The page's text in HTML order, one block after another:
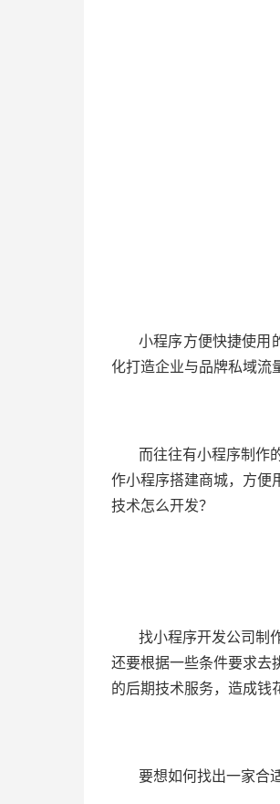
小程序方便快捷使用
化打造企业与品牌私域流
而往往有小程序制作
作小程序搭建商城，方便
技术怎么开发？
找小程序开发公司制
还要根据一些条件要求去
的后期技术服务，造成钱
要想如何找出一家合